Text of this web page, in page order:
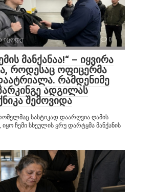
იცოდე 0
მანქანაა!“ – იყვირა
როდესაც ოფიცერმა
რამდენიმე
ადგილას
შემოვიდა
სასტიკად დაარღვია ღამის
იყო ჩემი სხეულის ყრუ დარტყმა მანქანის